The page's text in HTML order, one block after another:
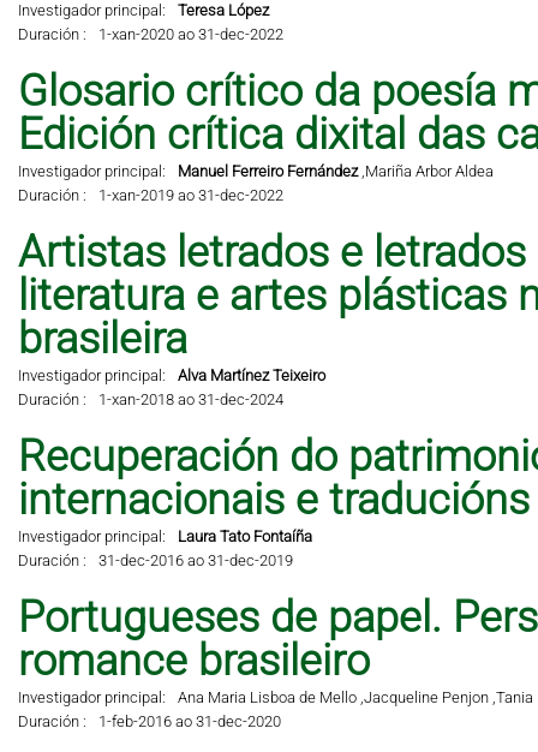
Investigador principal:
Teresa López
Duración :
1-xan-2020 ao 31-dec-2022
Glosario crítico da poesía
Edición crítica dixital das
Investigador principal: Manuel Ferreiro Fernández,Mariña Arbor Aldea
Duración :
1-xan-2019 ao 31-dec-2022
Artistas letrados e
literatura e artes plásticas
brasileira
Investigador principal:
Alva Martínez Teixeiro
Duración :
1-xan-2018 ao 31-dec-2024
Recuperación do
internacionais e traducións
Investigador principal:
Laura Tato Fontaíña
Duración :
31-dec-2016 ao 31-dec-2019
Portugueses de papel.
romance brasileiro
Investigador principal: Ana Maria Lisboa de Mello ,Jacqueline Penjon ,Tania
Duración :
1-feb-2016 ao 31-dec-2020